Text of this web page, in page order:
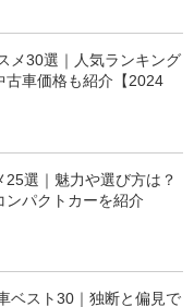
メ30選｜人気ランキング
古車価格も紹介【2024
選｜魅力や選び方は？
ンパクトカーを紹介
ベスト30｜独断と偏見で